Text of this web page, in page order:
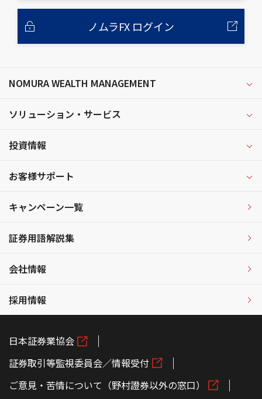
ノムラFX ログイン
NOMURA WEALTH MANAGEMENT
ソリューション・サービス
投資情報
お客様サポート
キャンペーン一覧
証券用語解説集
会社情報
採用情報
日本証券業協会
証券取引等監視委員会／情報受付
ご意見・苦情について（野村證券以外の窓口）